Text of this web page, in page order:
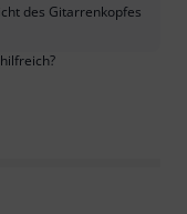
des Gitarrenkopfes
dieseSie diese